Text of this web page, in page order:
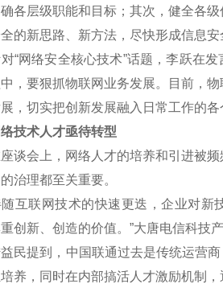
各层级职能和目标；其次，健全各
的新思路、新方法，尽快形成信息安
络安全核心技术”话题，李跃在发
，要狠抓物联网业务发展。目前，
，切实把创新发展融入日常工作的各
术人才亟待转型
会上，网络人才的培养和引进被频
治理都至关重要。
联网技术的快速更迭，企业对新技
创新、创造的价值。”大唐电信科技
提到，中国联通过去是传统运营商
养，同时在内部搞活人才激励机制